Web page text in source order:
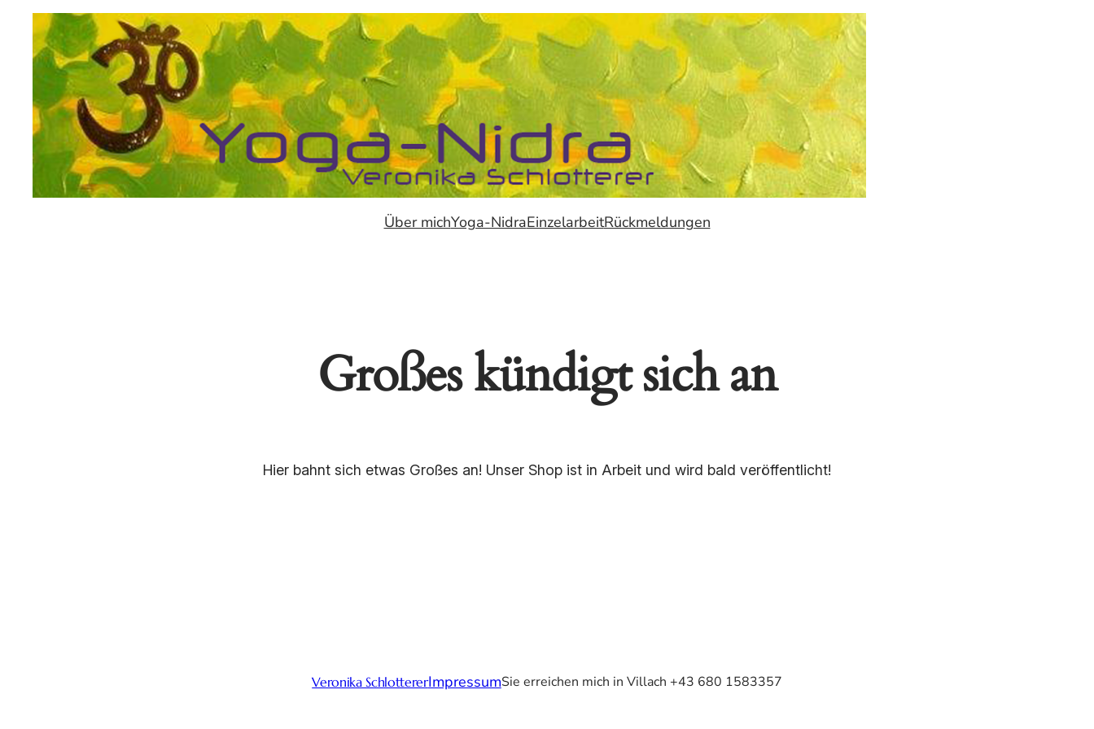
Über michYoga-NidraEinzelarbeitRückmeldungen
Großes kündigt sich an
Hier bahnt sich etwas Großes an! Unser Shop ist in Arbeit und wird bald veröffentlicht!
Veronika SchlottererImpressumSie erreichen mich in Villach +43 680 1583357